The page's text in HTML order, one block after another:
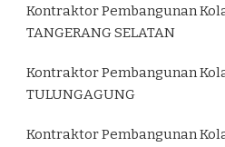
Kontraktor Pembangunan
TANGERANG SELATAN
Kontraktor Pembangunan
TULUNGAGUNG
Kontraktor Pembangunan